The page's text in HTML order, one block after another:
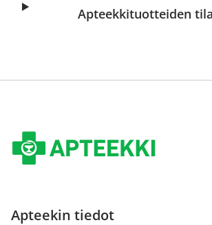
Apteekkituotteiden
Apteekin tiedot